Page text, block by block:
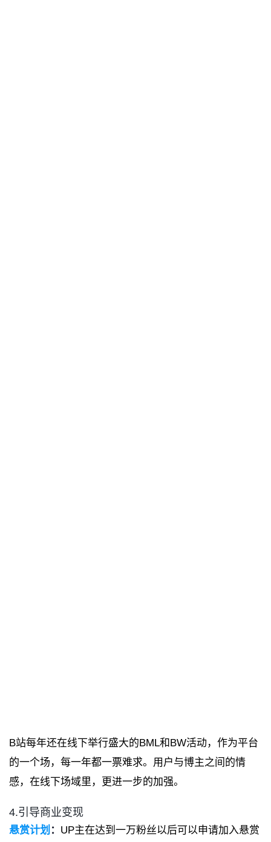
B站每年还在线下举行盛大的BML和BW活动，作为平台
的一个场，每一年都一票难求。用户与博主之间的情
感，在线下场域里，更进一步的加强。
4.引导商业变现
悬赏计划 ： UP主在达到一万粉丝以后可以申请加入悬赏